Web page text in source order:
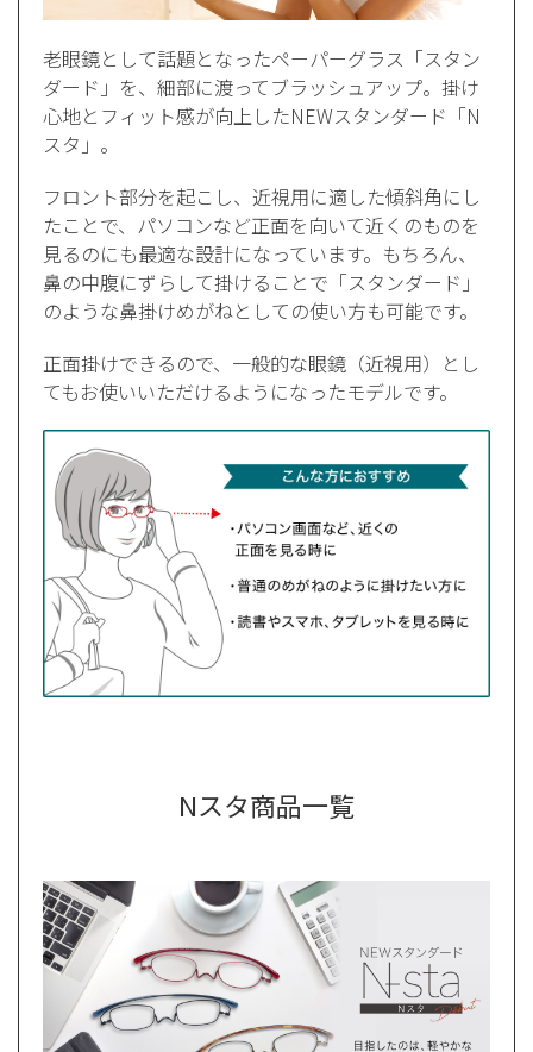
老眼鏡として話題となったペーパーグラス「スタン
ダード」を、細部に渡ってブラッシュアップ。掛け
心地とフィット感が向上したNEWスタンダード「N
スタ」。
フロント部分を起こし、近視用に適した傾斜角にし
たことで、パソコンなど正面を向いて近くのものを
見るのにも最適な設計になっています。もちろん、
鼻の中腹にずらして掛けることで「スタンダード」
のような鼻掛けめがねとしての使い方も可能です。
正面掛けできるので、一般的な眼鏡（近視用）とし
てもお使いいただけるようになったモデルです。
Nスタ商品一覧